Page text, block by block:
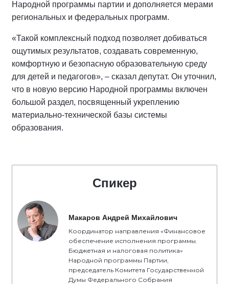
Народной программы партии и дополняется мерами
региональных и федеральных программ.
«Такой комплексный подход позволяет добиваться
ощутимых результатов, создавать современную,
комфортную и безопасную образовательную среду
для детей и педагогов», – сказал депутат. Он уточнил,
что в новую версию Народной программы включен
большой раздел, посвященный укреплению
материально-технической базы системы
образования.
Спикер
Макаров Андрей Михайлович
Координатор направления «Финансовое
обеспечение исполнения программы.
Бюджетная и налоговая политика»
Народной программы Партии,
председатель Комитета Государственной
Думы Федерального Собрания